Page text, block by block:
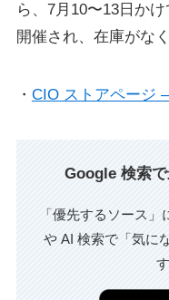
ら、7月10〜13日か
開催され、在庫がな
・ CIO ストアページ
Google 検索
「優先するソース
や AI 検索で「気に